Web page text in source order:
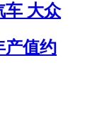
车 大众
产值约